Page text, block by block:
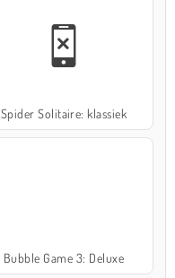
Spider Solitaire: klassiek
Bubble Game 3: Deluxe